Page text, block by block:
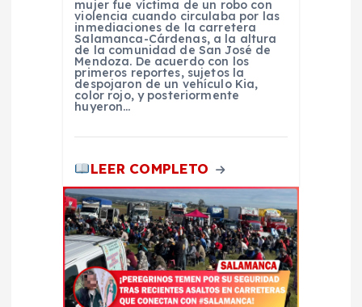
mujer fue víctima de un robo con
violencia cuando circulaba por las
inmediaciones de la carretera
Salamanca-Cárdenas, a la altura
de la comunidad de San José de
Mendoza. De acuerdo con los
primeros reportes, sujetos la
despojaron de un vehículo Kia,
color rojo, y posteriormente
huyeron…
LEER COMPLETO